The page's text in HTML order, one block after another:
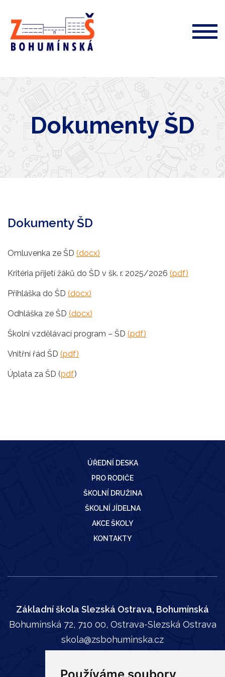
ZŠ
Bohumínská
72
Dokumenty ŠD
Dokumenty ŠD
Omluvenka ze ŠD (docx)
Kritéria přijetí žáků do ŠD v šk. r. 2025/2026 (pdf)
Přihláška do ŠD (docx)
Odhláška ze ŠD (docx)
Školní vzdělávací program – ŠD (pdf)
Vnitřní řád ŠD (pdf)
Úplata za ŠD (pdf)
ÚŘEDNÍ DESKA
PRO RODIČE
ŠKOLNÍ DRUŽINA
ŠKOLNÍ JÍDELNA
AKCE ŠKOLY
KONTAKTY
Základní škola Slezská Ostrava, Bohumínská
Bohumínská 72, 710 00, Ostrava-Slezská Ostrava
skola@zsbohuminska.cz